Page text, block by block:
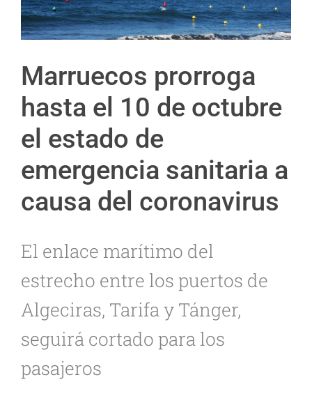
Marruecos prorroga
hasta el 10 de octubre
el estado de
emergencia sanitaria a
causa del coronavirus
El enlace marítimo del
estrecho entre los puertos de
Algeciras, Tarifa y Tánger,
seguirá cortado para los
pasajeros